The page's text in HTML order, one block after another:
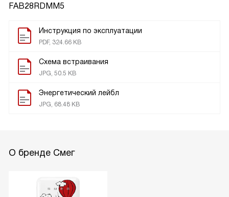
FAB28RDMM5
Инструкция по эксплуатации
PDF, 324.66 KB
Схема встраивания
JPG, 50.5 KB
Энергетический лейбл
JPG, 68.48 KB
О бренде Смег